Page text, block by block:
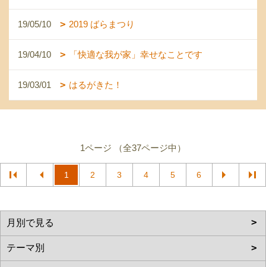
19/05/10 2019 ばらまつり
19/04/10 「快適な我が家」幸せなことです
19/03/01 はるがきた！
1ページ （全37ページ中）
1 2 3 4 5 6